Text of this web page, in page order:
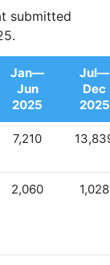
Jan—
Jun
2025
Jul—
Dec
2025
7,210
2,060 1,028
submitted